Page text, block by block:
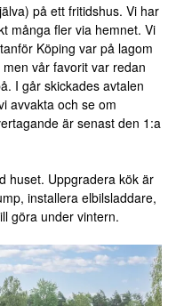
på ett fritidshus. Vi har
många fler via hemnet. Vi
Köping var på lagom
vår favorit var redan
I går skickades avtalen
avvakta och se om
är senast den 1:a
huset. Uppgradera kök är
installera elbilsladdare,
göra under vintern.